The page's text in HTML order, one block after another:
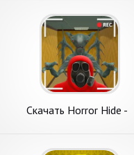
Скачать Horror Hide -
Андроид